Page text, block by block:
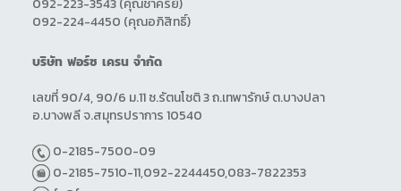
092-223-3543(คุณชาครีย์)
092-224-4450 (คุณอภิสิทธิ์)
บริษัท ฟอร์ซ เครน จำกัด
เลขที่ 90/4, 90/6 ม.11 ซ.รัตนโชติ 3ถ.เทพารักษ์ ต.บางปลา
อ.บางพลีจ.สมุทรปราการ 10540
0-2185-7500-09
0-2185-7510-11,092-2244450,083-7822353